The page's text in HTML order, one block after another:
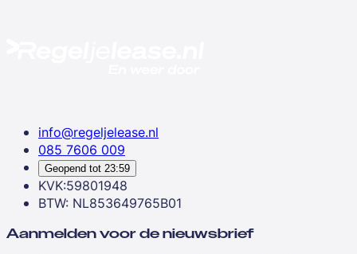
info@regeljelease.nl
085 7606 009
Geopend tot 23:59
KVK:59801948
BTW: NL853649765B01
Aanmelden voor de nieuwsbrief